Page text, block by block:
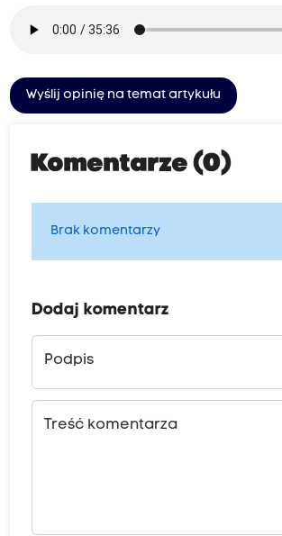
Wyślij opinię na temat artykułu
Komentarze (0)
Brak komentarzy
Dodaj komentarz
Podpis
Treść komentarza